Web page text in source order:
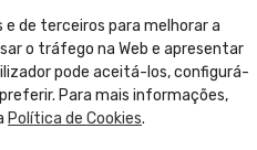

de terceiros para melhorar a
o tráfego na Web e apresentar
pode aceitá-los, configurá-
Para mais informações,
Política de Cookies.